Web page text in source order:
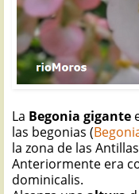
La Begonia gigante
las begonias (
la zona de las
Anteriormente era
dominicalis.